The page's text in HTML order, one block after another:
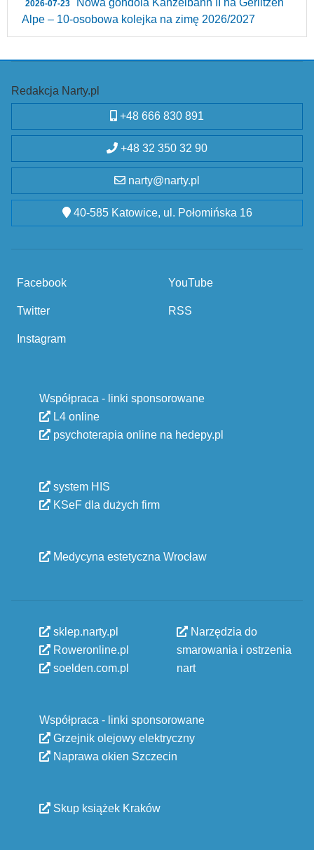
2026-07-23
Nowa gondola Kanzelbahn II na Gerlitzen
Alpe – 10‑osobowa kolejka na zimę 2026/2027
Redakcja Narty.pl
+48 666 830 891
+48 32 350 32 90
narty@narty.pl
40-585 Katowice, ul. Połomińska 16
Facebook
Twitter
Instagram
YouTube
RSS
Współpraca - linki sponsorowane
L4 online
psychoterapia online na hedepy.pl
system HIS
KSeF dla dużych firm
Medycyna estetyczna Wrocław
sklep.narty.pl
Roweronline.pl
soelden.com.pl
Narzędzia do
smarowania i ostrzenia
nart
Współpraca - linki sponsorowane
Grzejnik olejowy elektryczny
Naprawa okien Szczecin
Skup książek Kraków